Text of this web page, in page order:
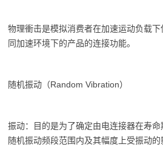
物理衝击是模拟消费者在加速运动负载
同加速环境下的产品的连接功能。
随机振动（Random Vibration）
振动：目的是为了确定由电连接器在寿
随机振动频段范围内及其幅度上受振动